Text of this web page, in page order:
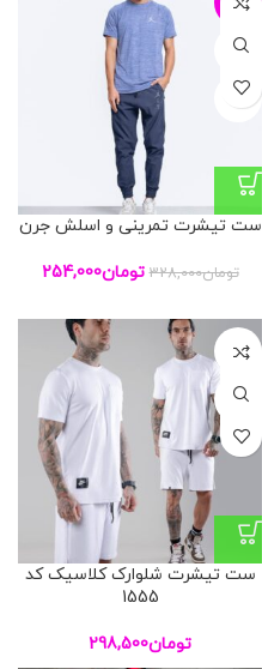
L
XL
ست تیشرت تمرینی و اسلش جرن
تومان328,000 تومان254,000
L
XL
ست تیشرت شلوارک کلاسیک کد
1555
تومان298,500